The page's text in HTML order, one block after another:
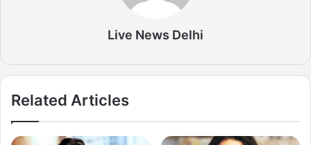
Live News Delhi
Related Articles